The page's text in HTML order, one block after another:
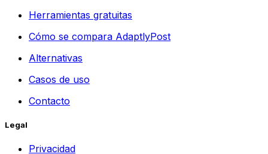
Herramientas gratuitas
Cómo se compara AdaptlyPost
Alternativas
Casos de uso
Contacto
Legal
Privacidad